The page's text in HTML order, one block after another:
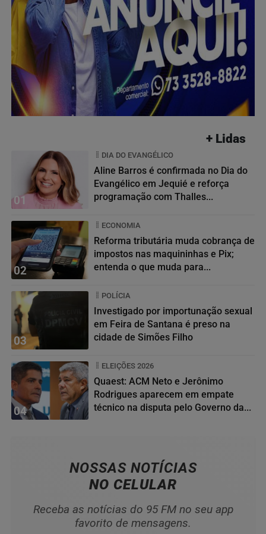
+ Lidas
01
DIA DO EVANGÉLICO
Aline Barros é confirmada no Dia do
Evangélico em Jequié e reforça
programação com Thalles...
02
ECONOMIA
Reforma tributária muda cobrança de
impostos nas maquininhas e Pix;
entenda o que muda para...
03
POLÍCIA
Investigado por importunação sexual
em Feira de Santana é preso na
cidade de Simões Filho
04
ELEIÇÕES 2026
Quaest: ACM Neto e Jerônimo
Rodrigues aparecem em empate
técnico na disputa pelo Governo da...
NOSSAS NOTÍCIAS
NO CELULAR
Receba as notícias do 95 FM no seu app
favorito de mensagens.